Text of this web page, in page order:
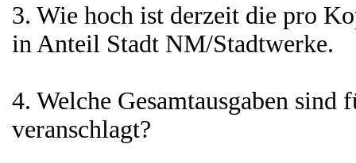
3. Wie hoch ist derzeit die pro
in Anteil Stadt NM/Stadtwerke.
4. Welche Gesamtausgaben sind
veranschlagt?